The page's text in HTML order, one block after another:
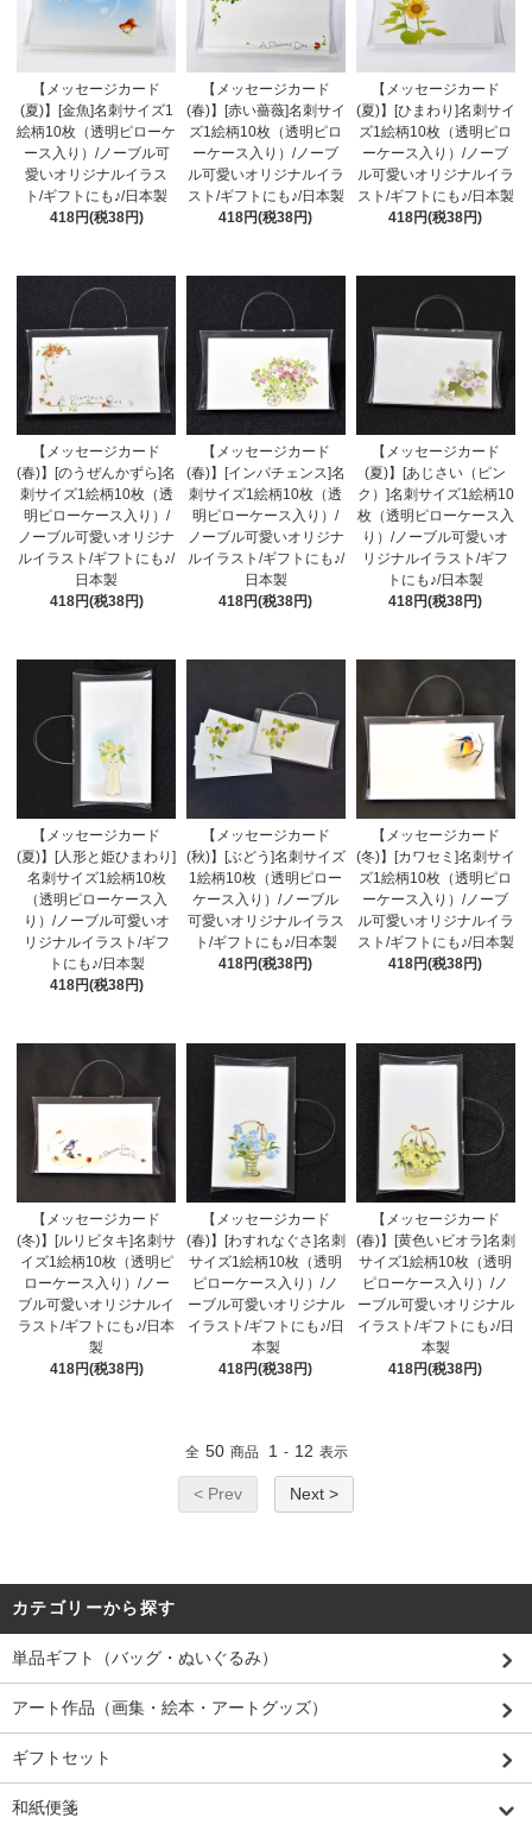
【メッセージカード
(夏)】[金魚]名刺サイズ1
絵柄10枚（透明ピローケ
ース入り）/ノーブル可
愛いオリジナルイラス
ト/ギフトにも♪/日本製
418円(税38円)
【メッセージカード
(春)】[赤い薔薇]名刺サイ
ズ1絵柄10枚（透明ピロ
ーケース入り）/ノーブ
ル可愛いオリジナルイラ
スト/ギフトにも♪/日本製
418円(税38円)
【メッセージカード
(夏)】[ひまわり]名刺サイ
ズ1絵柄10枚（透明ピロ
ーケース入り）/ノーブ
ル可愛いオリジナルイラ
スト/ギフトにも♪/日本製
418円(税38円)
【メッセージカード
(春)】[のうぜんかずら]名
刺サイズ1絵柄10枚（透
明ピローケース入り）/
ノーブル可愛いオリジナ
ルイラスト/ギフトにも♪/
日本製
418円(税38円)
【メッセージカード
(春)】[インパチェンス]名
刺サイズ1絵柄10枚（透
明ピローケース入り）/
ノーブル可愛いオリジナ
ルイラスト/ギフトにも♪/
日本製
418円(税38円)
【メッセージカード
(夏)】[あじさい（ピン
ク）]名刺サイズ1絵柄10
枚（透明ピローケース入
り）/ノーブル可愛いオ
リジナルイラスト/ギフ
トにも♪/日本製
418円(税38円)
【メッセージカード
(夏)】[人形と姫ひまわり]
名刺サイズ1絵柄10枚
（透明ピローケース入
り）/ノーブル可愛いオ
リジナルイラスト/ギフ
トにも♪/日本製
418円(税38円)
【メッセージカード
(秋)】[ぶどう]名刺サイズ
1絵柄10枚（透明ピロー
ケース入り）/ノーブル
可愛いオリジナルイラス
ト/ギフトにも♪/日本製
418円(税38円)
【メッセージカード
(冬)】[カワセミ]名刺サイ
ズ1絵柄10枚（透明ピロ
ーケース入り）/ノーブ
ル可愛いオリジナルイラ
スト/ギフトにも♪/日本製
418円(税38円)
【メッセージカード
(冬)】[ルリビタキ]名刺サ
イズ1絵柄10枚（透明ピ
ローケース入り）/ノー
ブル可愛いオリジナルイ
ラスト/ギフトにも♪/日本
製
418円(税38円)
【メッセージカード
(春)】[わすれなぐさ]名刺
サイズ1絵柄10枚（透明
ピローケース入り）/ノ
ーブル可愛いオリジナル
イラスト/ギフトにも♪/日
本製
418円(税38円)
【メッセージカード
(春)】[黄色いビオラ]名刺
サイズ1絵柄10枚（透明
ピローケース入り）/ノ
ーブル可愛いオリジナル
イラスト/ギフトにも♪/日
本製
418円(税38円)
全 50 商品 1 - 12 表示
< Prev Next >
カテゴリーから探す
単品ギフト（バッグ・ぬいぐるみ）
アート作品（画集・絵本・アートグッズ）
ギフトセット
和紙便箋